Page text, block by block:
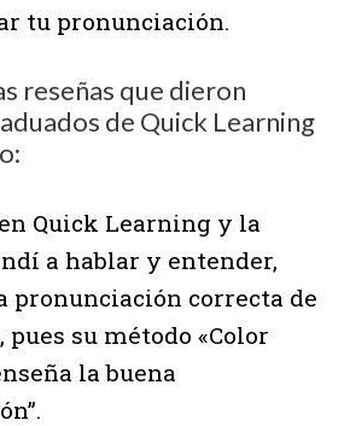
tu pronunciación.
reseñas que dieron
de Quick Learning
Quick Learning y la
a hablar y entender,
pronunciación correcta de
pues su método «Color
la buena